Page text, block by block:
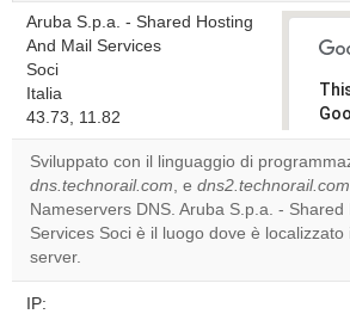
Aruba S.p.a. - Shared Hosting
And Mail Services
Soci
Italia
43.73, 11.82
Sviluppato con il linguaggio di
dns.technorail.com, e dns2.technorail.com
Nameservers DNS. Aruba S.p.a. - Shared
Services Soci è il luogo dove è localizzato
server.
IP: